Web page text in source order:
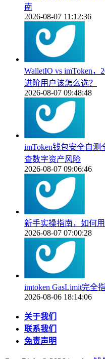
南
2026-08-07 11:12:36
WalletIO vs imToken
进阶用户该怎么选？
2026-08-07 09:48:48
imToken钱包安全自
查数字资产风险
2026-08-07 09:06:46
新手实操指南，如何
2026-08-07 07:00:28
imtoken GasLimit完全
2026-08-06 18:14:06
关于我们
联系我们
免责声明